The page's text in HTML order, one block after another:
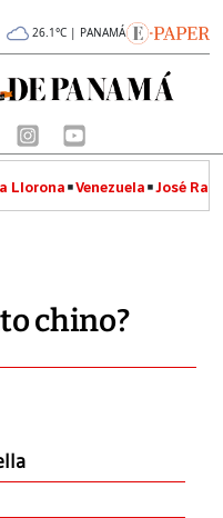
26.1°C | PANAMÁ
Llorona Venezuela José
chino?